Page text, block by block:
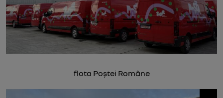
flota Poștei Române